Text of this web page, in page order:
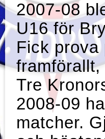
2007-08
U16 för
Fick prova
Tre
2008-09
matcher.